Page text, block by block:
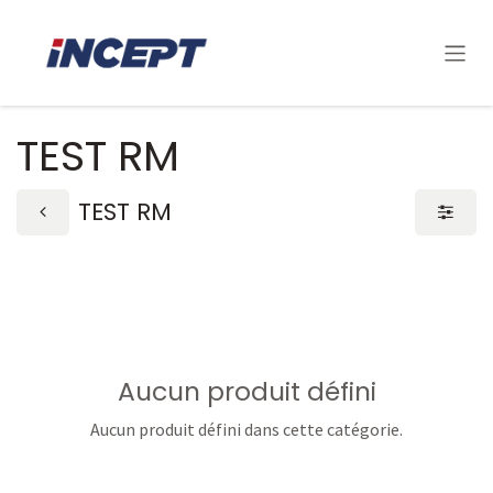
TEST RM
TEST RM
Aucun produit défini
Aucun produit défini dans cette catégorie.